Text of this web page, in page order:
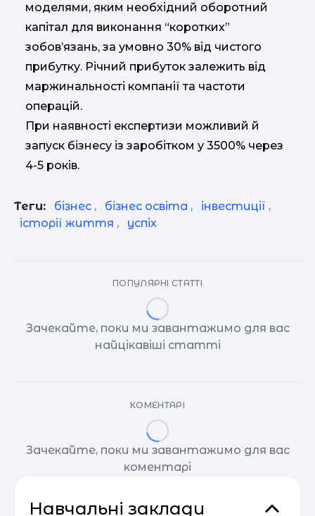
моделями, яким необхідний оборотний
капітал для виконання “коротких”
зобов’язань, за умовно 30% від чистого
прибутку. Річний прибуток залежить від
маржинальності компанії та частоти
операцій.
При наявності експертизи можливий й
запуск бізнесу із заробітком у 3500% через
4-5 років.
Теги: бізнес , бізнес освіта , інвестиції ,
історії життя , успіх
ПОПУЛЯРНІ СТАТТІ
Зачекайте, поки ми завантажимо для вас
найцікавіші статті
КОМЕНТАРІ
Зачекайте, поки ми завантажимо для вас
коментарі
Навчальні заклади